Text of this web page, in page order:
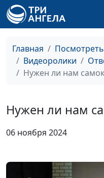
Главная Посмотреть
Видеоролики
Нужен ли нам
Нужен ли нам
06 ноября 2024
Многозадачность.
Плохо или хорошо?
Как на нас влияет
Как возникают фобии
Как побороть